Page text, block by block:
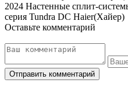
2024 Настенные сплит-
серия Tundra DC Haier(Хайер)
Оставьте комментарий